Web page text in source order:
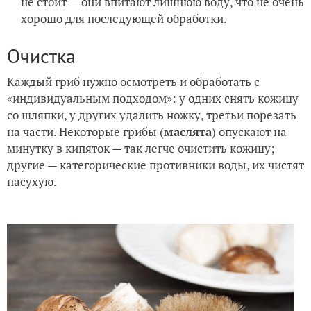
хорошо для последующей обработки.
Очистка
Каждый гриб нужно осмотреть и обработать с
«индивидуальным подходом»: у одних снять кожицу
со шляпки, у других удалить ножку, третьи порезать
на части. Некоторые грибы (маслята) опускают на
минутку в кипяток — так легче очистить кожицу;
другие — категорические противники воды, их чистят
насухую.